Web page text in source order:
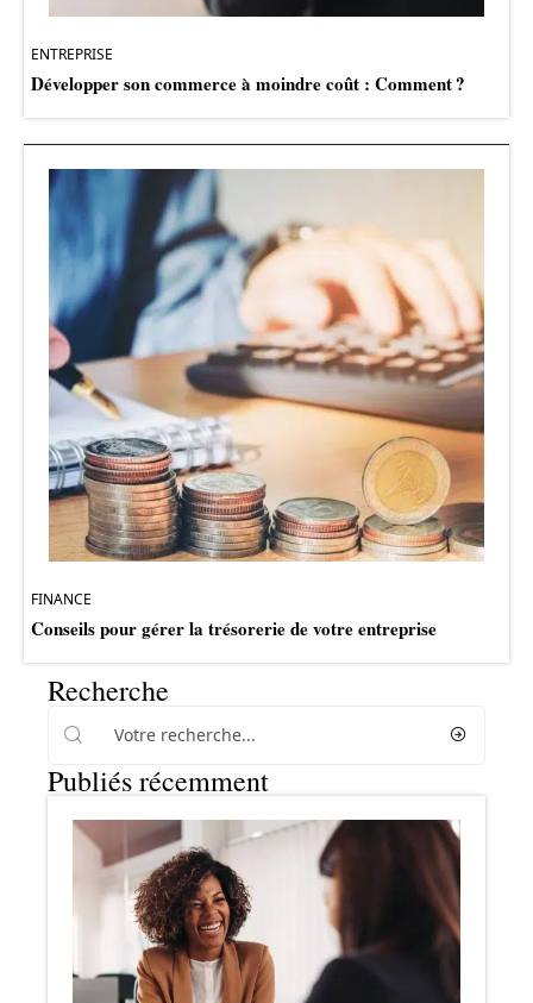
ENTREPRISE
Développer son commerce à moindre coût : Comment ?
FINANCE
Conseils pour gérer la trésorerie de votre entreprise
Recherche
Publiés récemment